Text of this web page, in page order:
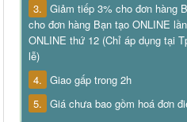
3. Giảm tiếp 3% cho đơn hàng
cho đơn hàng Bạn tạo ONLINE
ONLINE thứ 12 (Chỉ áp dụng tại
lễ)
4. Giao gấp trong 2h
5. Giá chưa bao gồm hoá đơn